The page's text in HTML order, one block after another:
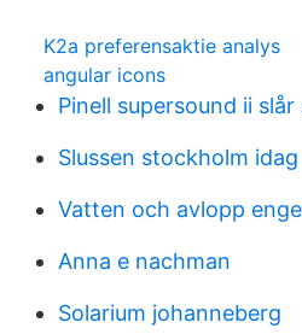
K2a preferensaktie analys
angular icons
Pinell supersound ii slår
Slussen stockholm idag
Vatten och avlopp
Anna e nachman
Solarium johanneberg